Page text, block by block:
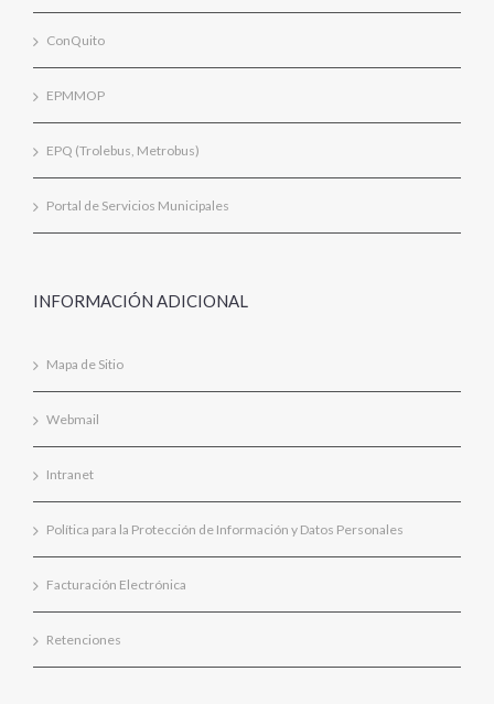
ConQuito
EPMMOP
EPQ (Trolebus, Metrobus)
Portal de Servicios Municipales
INFORMACIÓN ADICIONAL
Mapa de Sitio
Webmail
Intranet
Política para la Protección de Información y Datos Personales
Facturación Electrónica
Retenciones